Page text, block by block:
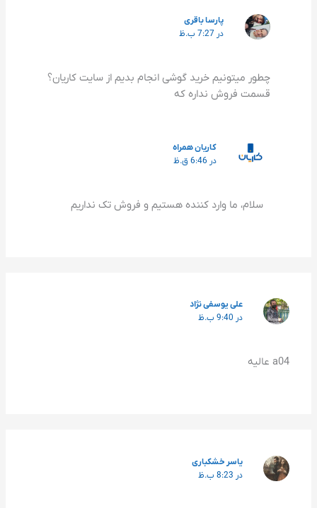
پارسا باقری
در 7:27 ب.ظ
چطور میتونیم خرید گوشی انجام بدیم از سایت کاریان؟
قسمت فروش نداره که
کاریان همراه
در 6:46 ق.ظ
سلام، ما وارد کننده هستیم و فروش تک نداریم
علی یوسفی نژاد
در 9:40 ب.ظ
a04 عالیه
یاسر خشکباری
در 8:23 ب.ظ